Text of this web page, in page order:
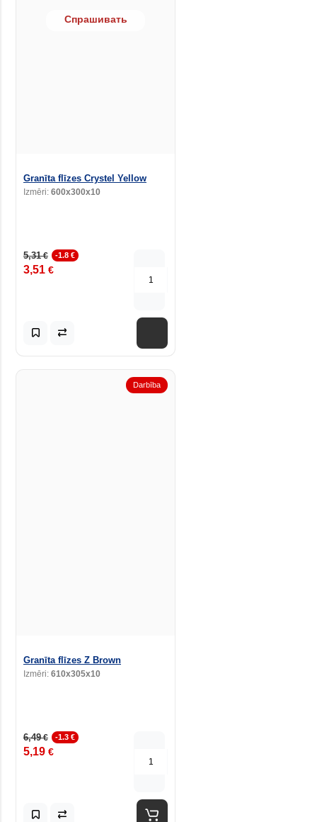
Спрашивать
Granīta flīzes Crystel Yellow
Izmēri: 600x300x10
5,31€ -1.8 €
3,51 €
Darbība
Granīta flīzes Z Brown
Izmēri: 610x305x10
6,49€ -1.3 €
5,19 €